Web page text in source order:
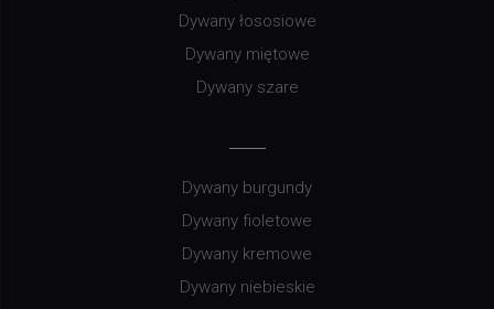
Dywany łososiowe
Dywany miętowe
Dywany szare
Dywany burgundy
Dywany fioletowe
Dywany kremowe
Dywany niebieskie